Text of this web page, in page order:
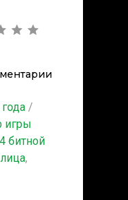
/
игры
битной
,